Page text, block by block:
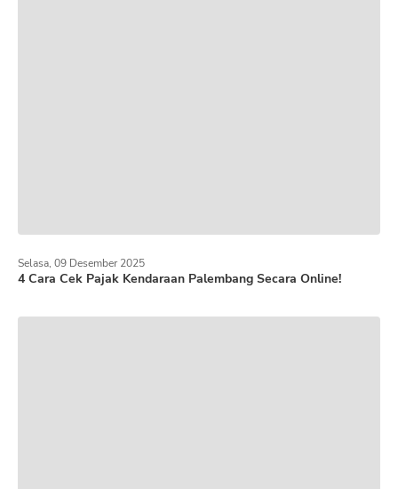
4 Cara Cek Pajak Kendaraan Palembang Secara Online!
Selasa, 09 Desember 2025